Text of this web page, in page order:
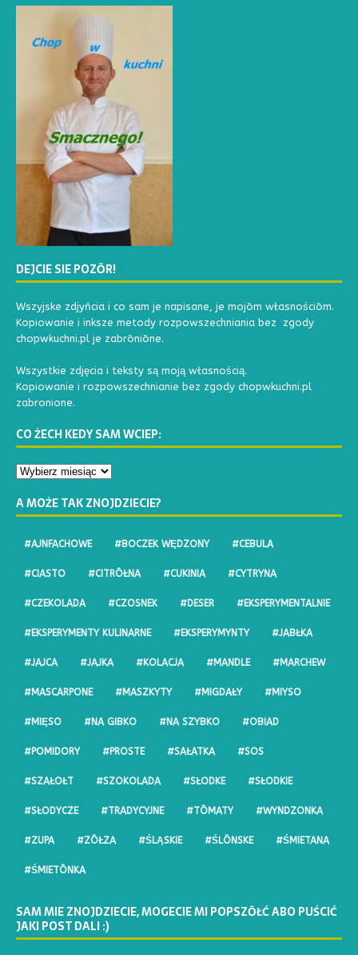
DEJCIE SIE POZŌR!
Wszyjske zdjyńcia i co sam je napisane, je mojōm własnościōm.
Kopiowanie i inksze metody rozpowszechniania bez zgody
chopwkuchni.pl je zabrōniōne.
Wszystkie zdjęcia i teksty są moją własnością.
Kopiowanie i rozpowszechnianie bez zgody chopwkuchni.pl
zabronione.
CO ŻECH KEDY SAM WCIEP:
A MOŻE TAK ZNOJDZIECIE?
#AJNFACHOWE #BOCZEK WĘDZONY #CEBULA
#CIASTO #CITRŌŁNA #CUKINIA #CYTRYNA
#CZEKOLADA #CZOSNEK #DESER #EKSPERYMENTALNIE
#EKSPERYMENTY KULINARNE #EKSPERYMYNTY #JABŁKA
#JAJCA #JAJKA #KOLACJA #MANDLE #MARCHEW
#MASCARPONE #MASZKYTY #MIGDAŁY #MIYSO
#MIĘSO #NA GIBKO #NA SZYBKO #OBIAD
#POMIDORY #PROSTE #SAŁATKA #SOS
#SZAŁOŁT #SZOKOLADA #SŁODKE #SŁODKIE
#SŁODYCZE #TRADYCYJNE #TŌMATY #WYNDZONKA
#ZUPA #ZŌŁZA #ŚLĄSKIE #ŚLŌNSKE #ŚMIETANA
#ŚMIETŌNKA
SAM MIE ZNOJDZIECIE, MOGECIE MI POPSZŎŁĆ ABO PUŚCIĆ
JAKI POST DALI :)